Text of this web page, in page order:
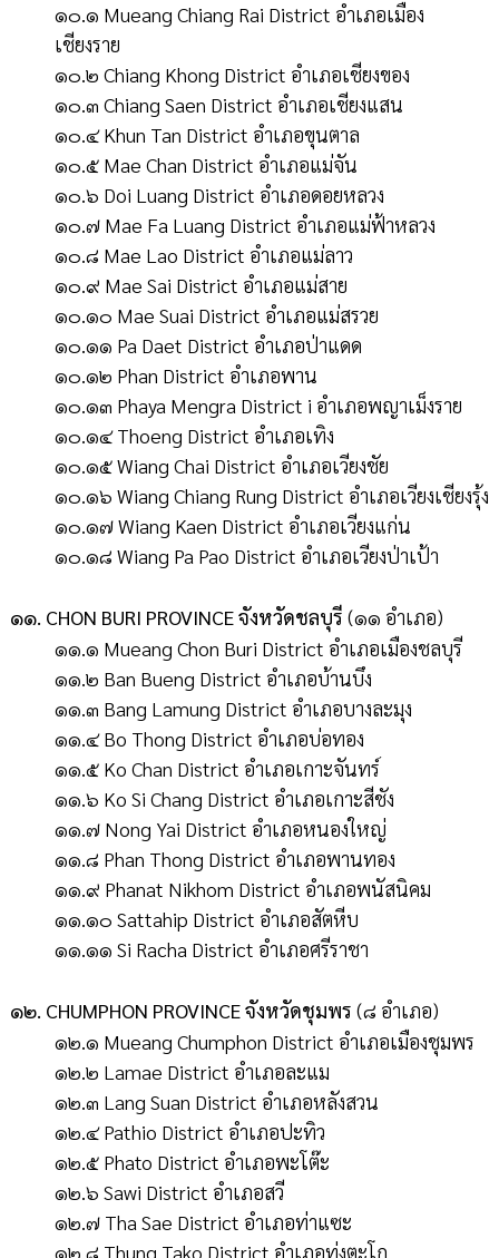
๑๐.๑ Mueang Chiang Rai District อำเภอเมือง
เชียงราย
๑๐.๒ Chiang Khong District อำเภอเชียงของ
๑๐.๓ Chiang Saen District อำเภอเชียงแสน
๑๐.๔ Khun Tan District อำเภอขุนตาล
๑๐.๕ Mae Chan District อำเภอแม่จัน
๑๐.๖ Doi Luang District อำเภอดอยหลวง
๑๐.๗ Mae Fa Luang District อำเภอแม่ฟ้าหลวง
๑๐.๘ Mae Lao District อำเภอแม่ลาว
๑๐.๙ Mae Sai District อำเภอแม่สาย
๑๐.๑๐ Mae Suai District อำเภอแม่สรวย
๑๐.๑๑ Pa Daet District อำเภอป่าแดด
๑๐.๑๒ Phan District อำเภอพาน
๑๐.๑๓ Phaya Mengra District i อำเภอพญาเม็งราย
๑๐.๑๔ Thoeng District อำเภอเทิง
๑๐.๑๕ Wiang Chai District อำเภอเวียงชัย
๑๐.๑๖ Wiang Chiang Rung District อำเภอเวียงเชียงรุ้ง
๑๐.๑๗ Wiang Kaen District อำเภอเวียงแก่น
๑๐.๑๘ Wiang Pa Pao District อำเภอเวียงป่าเป้า
๑๑. CHON BURI PROVINCE จังหวัดชลบุรี (๑๑ อำเภอ)
๑๑.๑ Mueang Chon Buri District อำเภอเมืองชลบุรี
๑๑.๒ Ban Bueng District อำเภอบ้านบึง
๑๑.๓ Bang Lamung District อำเภอบางละมุง
๑๑.๔ Bo Thong District อำเภอบ่อทอง
๑๑.๕ Ko Chan District อำเภอเกาะจันทร์
๑๑.๖ Ko Si Chang District อำเภอเกาะสีชัง
๑๑.๗ Nong Yai District อำเภอหนองใหญ่
๑๑.๘ Phan Thong District อำเภอพานทอง
๑๑.๙ Phanat Nikhom District อำเภอพนัสนิคม
๑๑.๑๐ Sattahip District อำเภอสัตหีบ
๑๑.๑๑ Si Racha District อำเภอศรีราชา
๑๒. CHUMPHON PROVINCE จังหวัดชุมพร (๘ อำเภอ)
๑๒.๑ Mueang Chumphon District อำเภอเมืองชุมพร
๑๒.๒ Lamae District อำเภอละแม
๑๒.๓ Lang Suan District อำเภอหลังสวน
๑๒.๔ Pathio District อำเภอปะทิว
๑๒.๕ Phato District อำเภอพะโต๊ะ
๑๒.๖ Sawi District อำเภอสวี
๑๒.๗ Tha Sae District อำเภอท่าแซะ
๑๒.๘ Thung Tako District อำเภอทุ่งตะโก